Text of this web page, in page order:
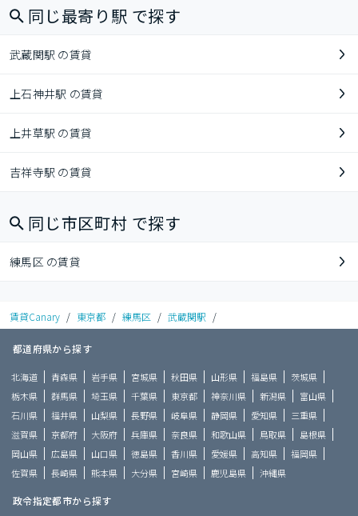
同じ最寄り駅 で探す
武蔵関駅 の賃貸
上石神井駅 の賃貸
上井草駅 の賃貸
吉祥寺駅 の賃貸
同じ市区町村 で探す
練馬区 の賃貸
賃貸Canary / 東京都 / 練馬区 / 武蔵関駅 /
都道府県から探す
北海道 青森県 岩手県 宮城県 秋田県 山形県 福島県
茨城県
栃木県
群馬県 埼玉県 千葉県 東京都 神奈川県 新潟県
富山県
石川県
福井県 山梨県 長野県 岐阜県 静岡県 愛知県
三重県
滋賀県
京都府 大阪府 兵庫県 奈良県 和歌山県 鳥取県
島根県
岡山県
広島県 山口県 徳島県 香川県 愛媛県 高知県
福岡県
佐賀県
長崎県 熊本県 大分県 宮崎県 鹿児島県 沖縄県
政令指定都市から探す